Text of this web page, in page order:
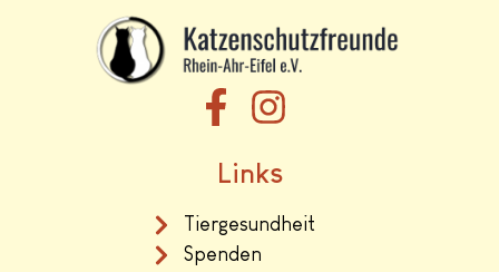
Links
Tiergesundheit
Spenden